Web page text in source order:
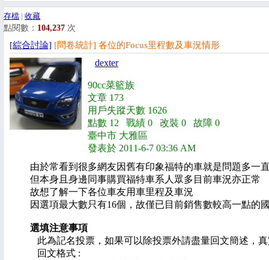
存檔 | 收藏
點閱數： 104,237 次
[綜合討論] [問卷統計] 各位的Focus里程數及車況情形
dexter
90cc菜籃族
文章 173
用戶失蹤天數 1626
點數 12 戰績 0 改裝 0 故障 0
臺中市 大雅區
發表於 2011-6-7 03:36 AM
由於常看到很多網友因舊有印象福特的車就是問題多一
但本身且身邊同事購買福特車系人眾多目前車況亦正常
故想了解一下各位車友用車里程及車況
因選項最大數只有16個，故僅已目前銷售數較高一點的
選填注意事項
此為記名投票，如果可以除投票外請盡量回文簡述，
回文格式 :